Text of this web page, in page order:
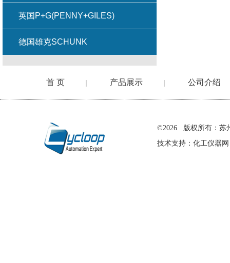
英国P+G(PENNY+GILES)
德国雄克SCHUNK
首 页 | 产品展示 | 公司介绍
©2026 版权所有：苏
技术支持： 化工仪器网